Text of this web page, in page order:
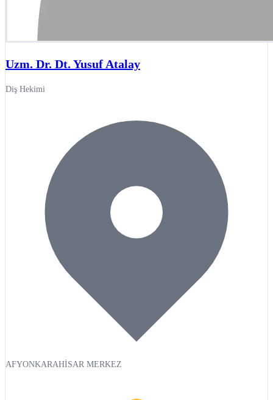
Uzm. Dr. Dt. Yusuf Atalay
Diş Hekimi
AFYONKARAHİSAR MERKEZ